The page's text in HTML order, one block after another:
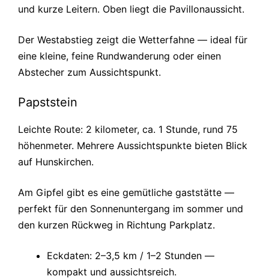
und kurze Leitern. Oben liegt die Pavillonaussicht.
Der Westabstieg zeigt die Wetterfahne — ideal für
eine kleine, feine Rundwanderung oder einen
Abstecher zum Aussichtspunkt.
Papststein
Leichte Route: 2 kilometer, ca. 1 Stunde, rund 75
höhenmeter. Mehrere Aussichtspunkte bieten Blick
auf Hunskirchen.
Am Gipfel gibt es eine gemütliche gaststätte —
perfekt für den Sonnenuntergang im sommer und
den kurzen Rückweg in Richtung Parkplatz.
Eckdaten: 2–3,5 km / 1–2 Stunden —
kompakt und aussichtsreich.